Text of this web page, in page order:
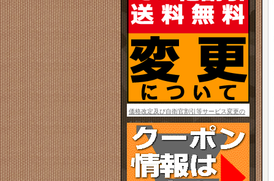
価格改定及び自衛官割引等サービス変更の
お知らせ